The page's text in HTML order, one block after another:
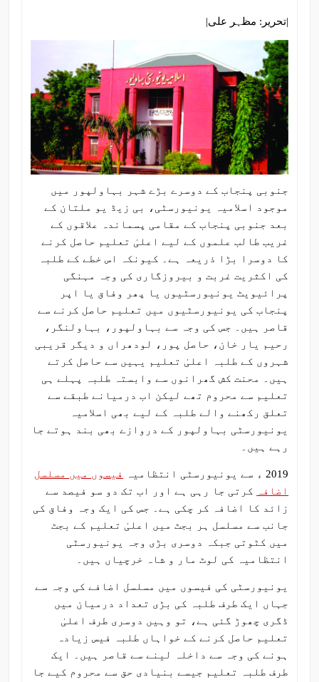
|تحریر: مظہر علی|
جنوبی پنجاب کے دوسرے بڑے شہر بہاولپور میں
موجود اسلامیہ یونیورسٹی، بی زیڈ یو ملتان کے
بعد جنوبی پنجاب کے مقامی پسماندہ علاقوں کے
غریب طالب علموں کے لیے اعلیٰ تعلیم حاصل کرنے
کا دوسرا بڑا ذریعہ ہے۔ کیونکہ اس خطے کے طلبہ
کی اکثریت غربت و بیروزگاری کی وجہ مہنگی
پرائیویٹ یونیورسٹیوں یا پھر وفاق یا اپر
پنجاب کی یونیورسٹیوں میں تعلیم حاصل کرنے سے
قاصر ہیں۔ جس کی وجہ سے بہاولپور، بہاولنگر،
رحیم یار خان، حاصل پور، لودھراں و دیگر قریبی
شہروں کے طلبہ اعلیٰ تعلیم یہیں سے حاصل کرتے
ہیں۔ محنت کش گھرانوں سے وابستہ طلبہ پہلے ہی
تعلیم سے محروم تھے لیکن اب درمیانے طبقے سے
تعلق رکھنے والے طلبہ کے لیے بھی اسلامیہ
یونیورسٹی بہاولپور کے دروازے بھی بند ہوتے جا
رہے ہیں۔
2019 ء سے یونیورسٹی انتظامیہ
فیسوں میں مسلسل
اضافہ کرتی جا رہی ہے اور اب تک دو سو فیصد سے
زائد کا اضافہ کر چکی ہے۔ جس کی ایک وجہ وفاق کی
جانب سے مسلسل ہر بجٹ میں اعلیٰ تعلیم کے بجٹ
میں کٹوتی جبکہ دوسری بڑی وجہ یونیورسٹی
انتظامیہ کی لوٹ مار و شاہ خرچیاں ہیں۔
یونیورسٹی کی فیسوں میں مسلسل اضافے کی وجہ سے
جہاں ایک طرف طلبہ کی بڑی تعداد درمیان میں
ڈگری چھوڑ گئی ہے، تو وہیں دوسری طرف اعلیٰ
تعلیم حاصل کرنے کے خواہاں طلبہ فیس زیادہ
ہونے کی وجہ سے داخلہ لینے سے قاصر ہیں۔ ایک
طرف طلبہ تعلیم جیسے بنیادی حق سے محروم کیے جا